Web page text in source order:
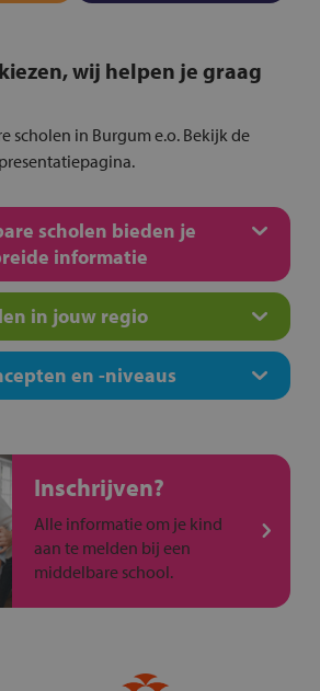
wij helpen je graag
scholen in Burgum e.o. Bekijk de
scholen bieden je
informatie
in jouw regio
en -niveaus
Inschrijven?
Alle informatie om je kind
aan te melden bij een
middelbare school.